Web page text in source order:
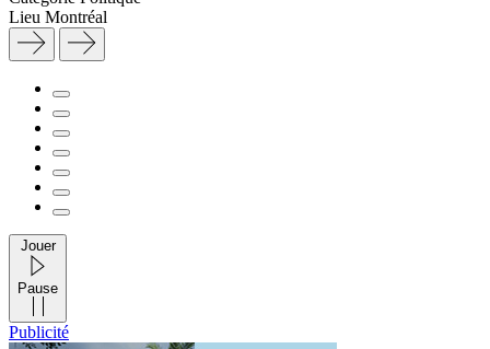
Lieu Montréal
Jouer
Pause
Publicité